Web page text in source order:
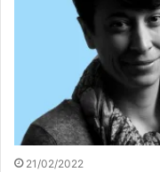
21/02/2022